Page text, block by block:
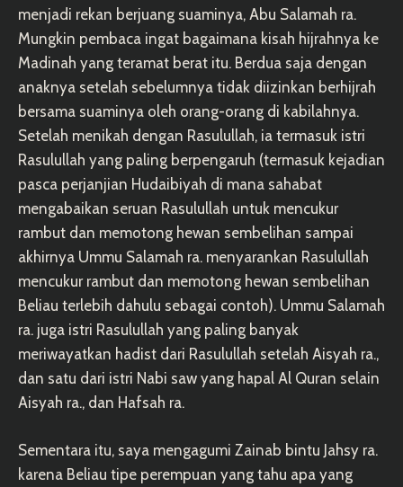
menjadi rekan berjuang suaminya, Abu Salamah ra.
Mungkin pembaca ingat bagaimana kisah hijrahnya ke
Madinah yang teramat berat itu. Berdua saja dengan
anaknya setelah sebelumnya tidak diizinkan berhijrah
bersama suaminya oleh orang-orang di kabilahnya.
Setelah menikah dengan Rasulullah, ia termasuk istri
Rasulullah yang paling berpengaruh (termasuk kejadian
pasca perjanjian Hudaibiyah di mana sahabat
mengabaikan seruan Rasulullah untuk mencukur
rambut dan memotong hewan sembelihan sampai
akhirnya Ummu Salamah ra. menyarankan Rasulullah
mencukur rambut dan memotong hewan sembelihan
Beliau terlebih dahulu sebagai contoh). Ummu Salamah
ra. juga istri Rasulullah yang paling banyak
meriwayatkan hadist dari Rasulullah setelah Aisyah ra.,
dan satu dari istri Nabi saw yang hapal Al Quran selain
Aisyah ra., dan Hafsah ra.
Sementara itu, saya mengagumi Zainab bintu Jahsy ra.
karena Beliau tipe perempuan yang tahu apa yang